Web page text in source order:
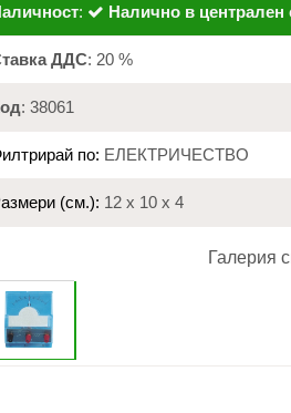
: Налично в централен
ДДС: 20 %
: 38061
по: ЕЛЕКТРИЧЕСТВО
(см.): 12 х 10 х 4
Галерия